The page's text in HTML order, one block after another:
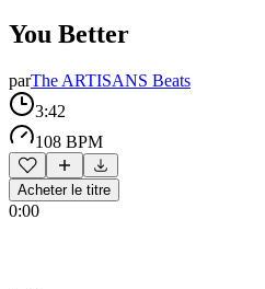
You Better
parThe ARTISANS Beats
3:42
108 BPM
Acheter le titre
0:00